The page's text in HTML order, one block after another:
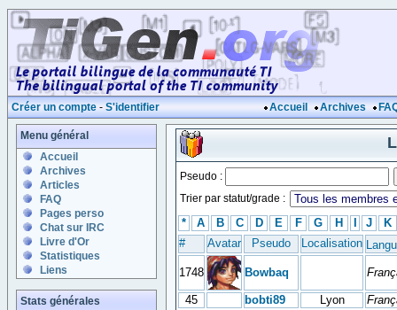
Créer un compte - S'identifier Accueil Archives
Menu général
Accueil
Archives
Articles
FAQ
Pages perso
Chat sur IRC
Livre d'Or
Statistiques
Liens
Stats générales
Pseudo :
Trier par statut/grade :
* A B C D E F G H J
K
#
Avatar Pseudo Localisation
1748 Bowbaq
45 bobti89 Lyon